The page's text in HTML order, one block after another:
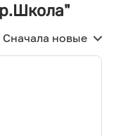
Сначала новые